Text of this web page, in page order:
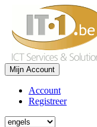
Mijn Account
Account
Registreer